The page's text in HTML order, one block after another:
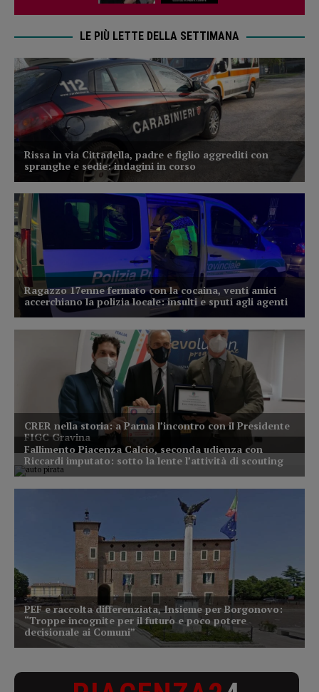
LE PIÙ LETTE DELLA SETTIMANA